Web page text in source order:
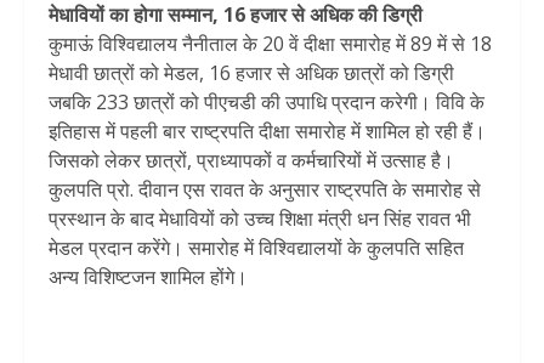
मेधावियों का होगा सम्मान, 16 हजार से अधिक की डिग्री
कुमाऊं विश्विद्यालय नैनीताल के 20 वें दीक्षा समारोह में 89 में से 18
मेधावी छात्रों को मेडल, 16 हजार से अधिक छात्रों को डिग्री
जबकि 233 छात्रों को पीएचडी की उपाधि प्रदान करेगी। विवि के
इतिहास में पहली बार राष्ट्रपति दीक्षा समारोह में शामिल हो रही हैं।
जिसको लेकर छात्रों, प्राध्यापकों व कर्मचारियों में उत्साह है।
कुलपति प्रो. दीवान एस रावत के अनुसार राष्ट्रपति के समारोह से
प्रस्थान के बाद मेधावियों को उच्च शिक्षा मंत्री धन सिंह रावत भी
मेडल प्रदान करेंगे। समारोह में विश्विद्यालयों के कुलपति सहित
अन्य विशिष्टजन शामिल होंगे।